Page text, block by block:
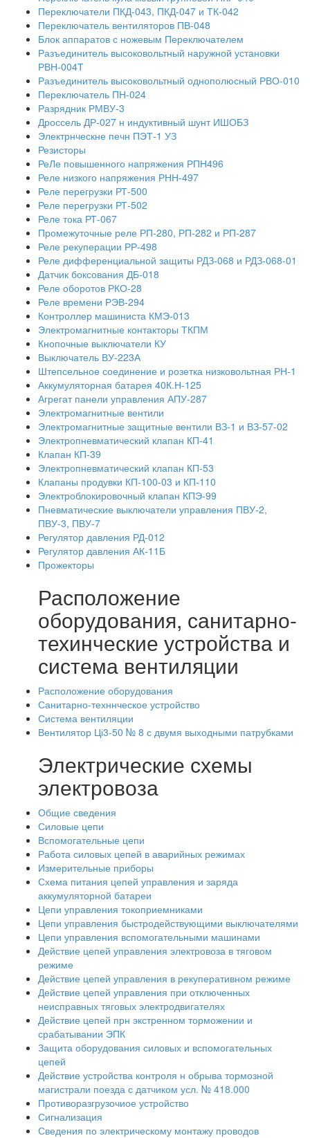
Переключатели ПКД-043, ПКД-047 и ТК-042
Переключатель вентиляторов ПВ-048
Блок аппаратов с ножевым Переключателем
Разъединитель высоковольтный наружной установки
РВН-004Т
Разъединитель высоковольтный однополюсный РВО-010
Переключатель ПН-024
Разрядник РМВУ-3
Дроссель ДР-027 н индуктивный шунт ИШОБЗ
Электрнческне печн ПЭТ-1 УЗ
Резисторы
РеЛе повышенного напряжения РПН496
Реле низкого напряжения РНН-497
Реле перегрузки РТ-500
Реле перегрузки РТ-502
Реле тока РТ-067
Промежуточные реле РП-280, РП-282 и РП-287
Реле рекуперации РР-498
Реле дифференциальной защиты РДЗ-068 и РДЗ-068-01
Датчик боксования ДБ-018
Реле оборотов РКО-28
Реле времени РЭВ-294
Контроллер машиниста КМЭ-013
Электромагнитные контакторы ТКПМ
Кнопочные выключатели КУ
Выключатель ВУ-223А
Штепсельное соединение и розетка низковольтная РН-1
Аккумуляторная батарея 40К.Н-125
Агрегат панели управления АПУ-287
Электромагнитные вентили
Электромагнитные защитные вентили ВЗ-1 и ВЗ-57-02
Электропневматический клапан КП-41
Клапан КП-39
Электропневматический клапан КП-53
Клапаны продувки КП-100-03 и КП-110
Электроблокировочный клапан КПЭ-99
Пневматические выключатели управления ПВУ-2,
ПВУ-3, ПВУ-7
Регулятор давления РД-012
Регулятор давления АК-11Б
Прожекторы
Расположение
оборудования, санитарно-
техинческие устройства и
система вентиляции
Расположение оборудования
Санитарно-техннческое устройство
Система вентиляции
Вентилятор Ці3-50 № 8 с двумя выходными патрубками
Электрические схемы
электровоза
Общие сведения
Силовые цепи
Вспомогательные цепи
Работа силовых цепей в аварийных режимах
Измерительные приборы
Схема питания цепей управления и заряда
аккумуляторной батареи
Цепи управления токоприемниками
Цепи управления быстродействующими выключателями
Цепи управления вспомогательными машинами
Действие цепей управления электровоза в тяговом
режиме
Действие цепей управления в рекуперативном режиме
Действие цепей управления при отключенных
неисправных тяговых электродвигателях
Действие цепей прн экстренном торможении и
срабатывании ЭПК
Защита оборудования силовых и вспомогательных
цепей
Действие устройства контроля н обрыва тормозной
магистрали поезда с датчиком усл. № 418.000
Противоразгрузочиое устройство
Сигнализация
Сведения по электрическому монтажу проводов